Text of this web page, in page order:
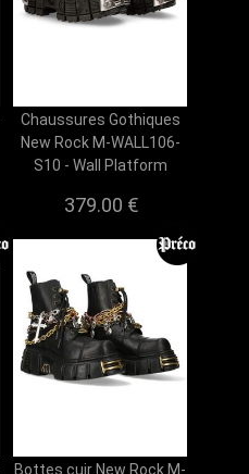
Chaussures Gothiques
New Rock M-WALL106-
S10 - Wall Platform
379.00 €
Bottes cuir New Rock M-